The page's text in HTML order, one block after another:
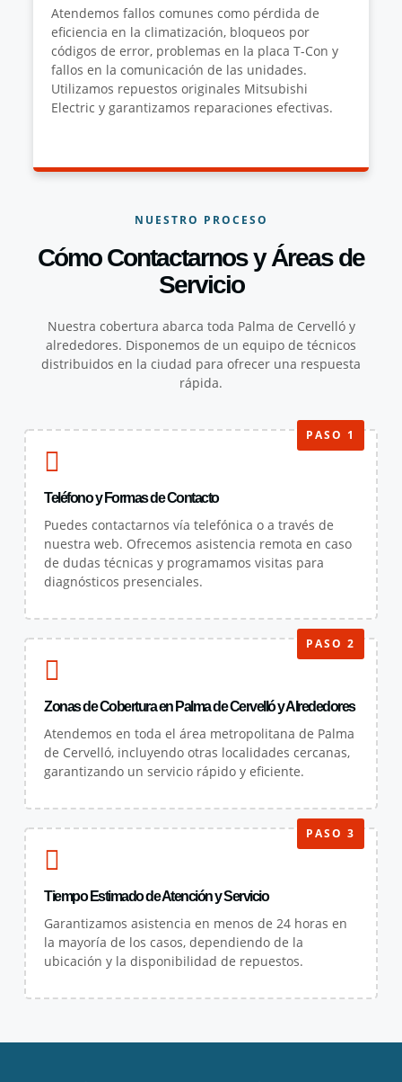
Atendemos fallos comunes como pérdida de
eficiencia en la climatización, bloqueos por
códigos de error, problemas en la placa T-Con y
fallos en la comunicación de las unidades.
Utilizamos repuestos originales Mitsubishi
Electric y garantizamos reparaciones efectivas.
NUESTRO PROCESO
Cómo Contactarnos y Áreas de
Servicio
Nuestra cobertura abarca toda Palma de Cervelló y
alrededores. Disponemos de un equipo de técnicos
distribuidos en la ciudad para ofrecer una respuesta
rápida.
PASO 1
Teléfono y Formas de Contacto
Puedes contactarnos vía telefónica o a través de
nuestra web. Ofrecemos asistencia remota en caso
de dudas técnicas y programamos visitas para
diagnósticos presenciales.
PASO 2
Zonas de Cobertura en Palma de Cervelló y Alrededores
Atendemos en toda el área metropolitana de Palma
de Cervelló, incluyendo otras localidades cercanas,
garantizando un servicio rápido y eficiente.
PASO 3
Tiempo Estimado de Atención y Servicio
Garantizamos asistencia en menos de 24 horas en
la mayoría de los casos, dependiendo de la
ubicación y la disponibilidad de repuestos.